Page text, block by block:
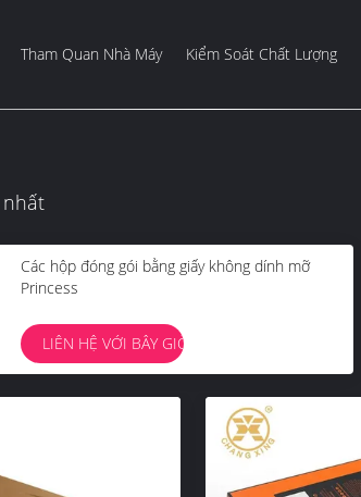
Tham Quan Nhà Máy Kiểm Soát Chất Lượng
Các hộp đóng gói bằng giấy không dính mỡ
Princess
LIÊN HỆ VỚI BÂY GIỜ